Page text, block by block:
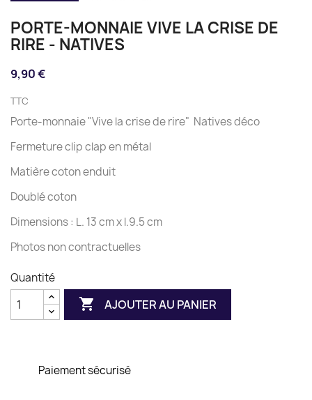
PORTE-MONNAIE VIVE LA CRISE DE
RIRE - NATIVES
9,90 €
TTC
Porte-monnaie "Vive la crise de rire" Natives déco
Fermeture clip clap en métal
Matière coton enduit
Doublé coton
Dimensions : L. 13 cm x l.9.5 cm
Photos non contractuelles
Quantité
 AJOUTER AU PANIER
Paiement sécurisé